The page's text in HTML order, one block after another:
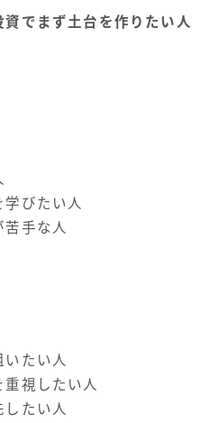
資でまず土台を作りたい人
びたい人
手な人
たい人
視したい人
たい人